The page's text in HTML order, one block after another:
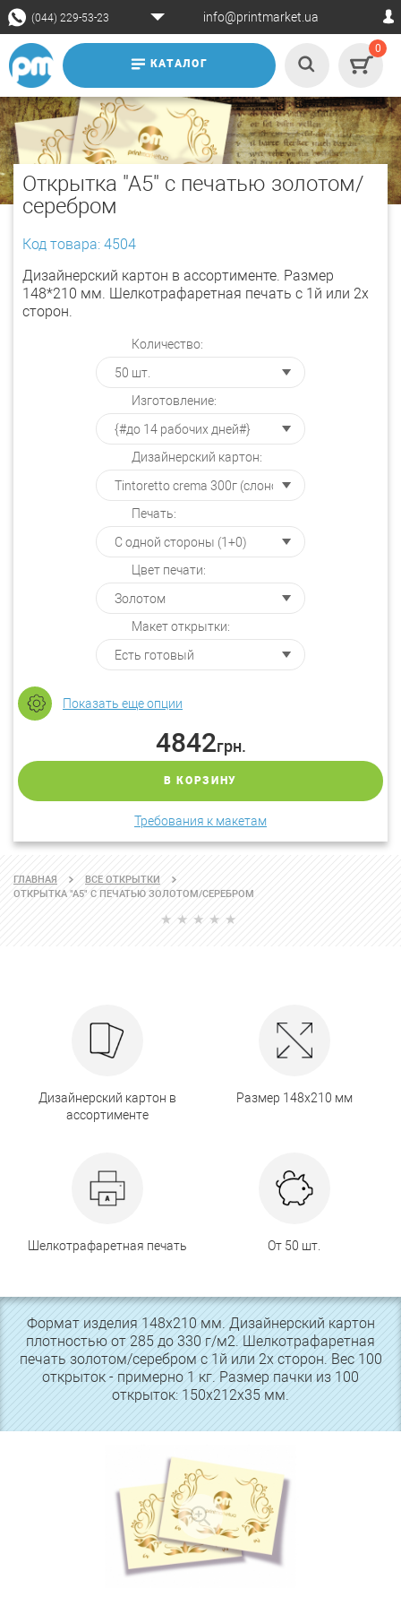
(044) 229-53-23 info@printmarket.ua
КАТАЛОГ
0
Открытка "А5" с печатью золотом/
серебром
Код товара: 4504
Дизайнерский картон в ассортименте. Размер
148*210 мм. Шелкотрафаретная печать с 1й или 2х
сторон.
Количество:
Изготовление:
Дизайнерский картон:
Печать:
Цвет печати:
Макет открытки:
Показать еще опции
4842грн.
В КОРЗИНУ
Требования к макетам
ГЛАВНАЯ
ВСЕ ОТКРЫТКИ
ОТКРЫТКА "А5" С ПЕЧАТЬЮ ЗОЛОТОМ/СЕРЕБРОМ
Дизайнерский картон в
ассортименте
Размер 148х210 мм
Шелкотрафаретная печать От 50 шт.
Формат изделия 148х210 мм. Дизайнерский картон
плотностью от 285 до 330 г/м2. Шелкотрафаретная
печать золотом/серебром с 1й или 2х сторон. Вес 100
открыток - примерно 1 кг. Размер пачки из 100
открыток: 150х212х35 мм.